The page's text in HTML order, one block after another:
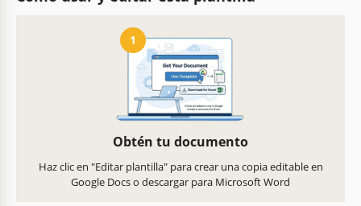
1
Obtén tu documento
Haz clic en "Editar plantilla" para crear una copia editable en
Google Docs o descargar para Microsoft Word